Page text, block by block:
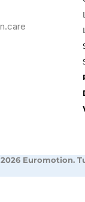
Euromotion.